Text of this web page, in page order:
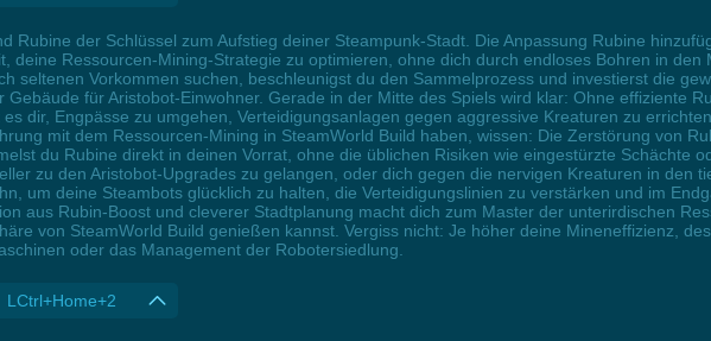
Rubine der Schlüssel zum Aufstieg deiner Steampunk-Stadt. Die Anpassung Rubine
deine Ressourcen-Mining-Strategie zu optimieren, ohne dich durch endloses Bohren in
seltenen Vorkommen suchen, beschleunigst du den Sammelprozess und investierst die
Gebäude für Aristobot-Einwohner. Gerade in der Mitte des Spiels wird klar: Ohne effiziente
dir, Engpässe zu umgehen, Verteidigungsanlagen gegen aggressive Kreaturen zu
mit dem Ressourcen-Mining in SteamWorld Build haben, wissen: Die Zerstörung von
du Rubine direkt in deinen Vorrat, ohne die üblichen Risiken wie eingestürzte Schächte
zu den Aristobot-Upgrades zu gelangen, oder dich gegen die nervigen Kreaturen in den
um deine Steambots glücklich zu halten, die Verteidigungslinien zu verstärken und im
aus Rubin-Boost und cleverer Stadtplanung macht dich zum Master der unterirdischen
von SteamWorld Build genießen kannst. Vergiss nicht: Je höher deine Mineneffizienz,
oder das Management der Robotersiedlung.
LCtrl+Home+2